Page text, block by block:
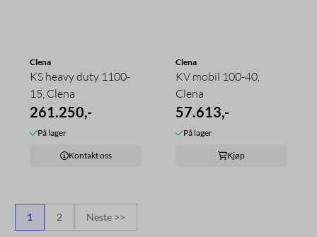
Clena
KS heavy duty 1100-
15, Clena
261.250,-
På lager
Kontakt oss
Clena
KV mobil 100-40,
Clena
57.613,-
På lager
Kjøp
1 2 Neste >>